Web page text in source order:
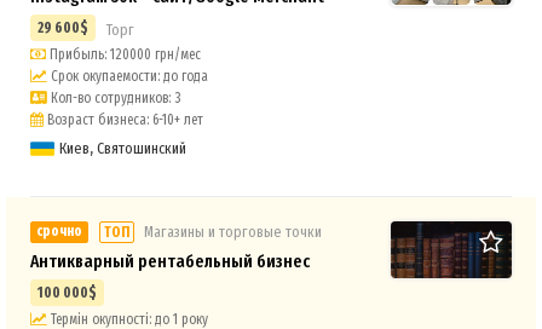
29 600$ Торг
Прибыль: 120000 грн/мес
Срок окупаемости: до года
Кол-во сотрудников: 3
Возраст бизнеса: 6-10+ лет
Киев, Святошинский
срочно ТОП Магазины и торговые точки
Антикварный рентабельный бизнес
100 000$
Термін окупності: до 1 року